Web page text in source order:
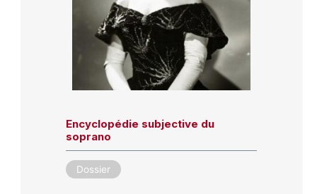
Encyclopédie subjective du
soprano
Dossier